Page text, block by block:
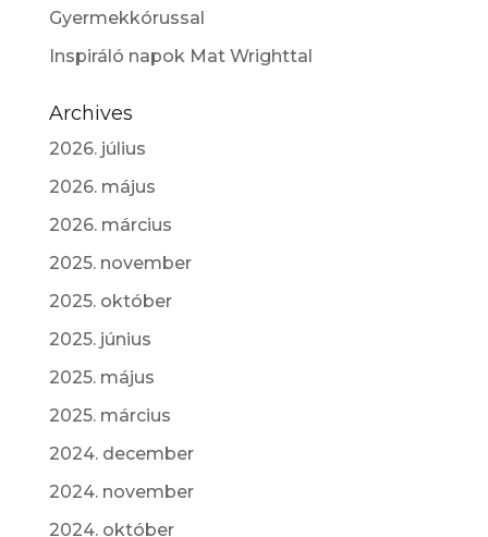
Gyermekkórussal
Inspiráló napok Mat Wrighttal
Archives
2026. július
2026. május
2026. március
2025. november
2025. október
2025. június
2025. május
2025. március
2024. december
2024. november
2024. október